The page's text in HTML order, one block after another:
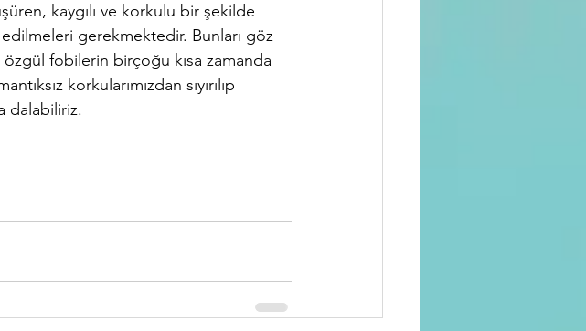
kaygılı ve korkulu bir şekilde
gerekmektedir. Bunları göz
özgül fobilerin birçoğu kısa zamanda
korkularımızdan sıyırılıp
dalabiliriz.